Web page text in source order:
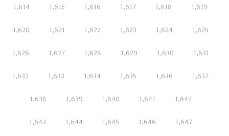
1,614 1,615 1,616 1,617 1,618 1,619
1,620 1,621 1,622 1,623 1,624 1,625
1,626 1,627 1,628 1,629 1,630 1,631
1,632 1,633 1,634 1,635 1,636 1,637
1,638 1,639 1,640 1,641 1,642
1,643 1,644 1,645 1,646 1,647